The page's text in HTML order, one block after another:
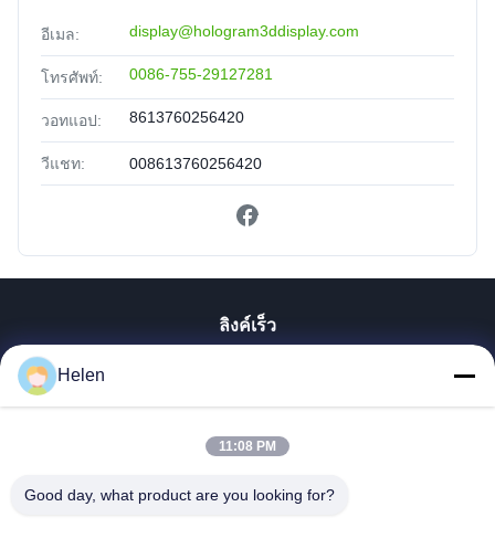
อีเมล: display@hologram3ddisplay.com
โทรศัพท์: 0086-755-29127281
วอทแอป: 8613760256420
วีแชท: 008613760256420
ลิงค์เร็ว
สินค้า
เกี่ยวกับเรา
ควบคุมคุณภาพ
Helen
11:08 PM
Good day, what product are you looking for?